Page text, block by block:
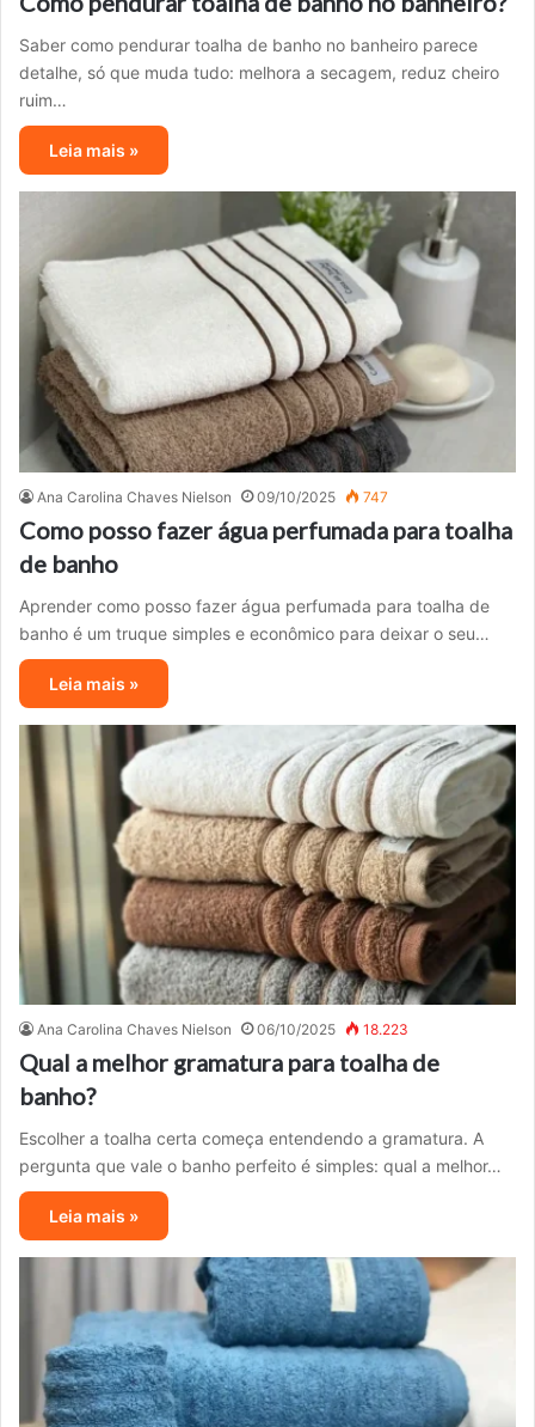
Saber como pendurar toalha de banho no banheiro parece
detalhe, só que muda tudo: melhora a secagem, reduz cheiro
ruim…
Leia mais »
Ana Carolina Chaves Nielson 09/10/2025 747
Como posso fazer água perfumada para toalha
de banho
Aprender como posso fazer água perfumada para toalha de
banho é um truque simples e econômico para deixar o seu…
Leia mais »
Ana Carolina Chaves Nielson 06/10/2025 18.223
Qual a melhor gramatura para toalha de
banho?
Escolher a toalha certa começa entendendo a gramatura. A
pergunta que vale o banho perfeito é simples: qual a melhor…
Leia mais »